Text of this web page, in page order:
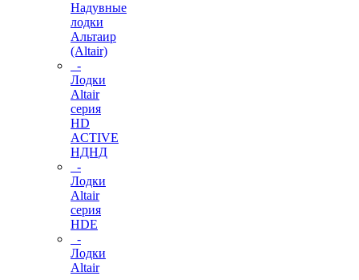
Надувные
лодки
Альтаир
(Altair)
-
Лодки
Altair
серия
HD
ACTIVE
НДНД
-
Лодки
Altair
серия
HDE
-
Лодки
Altair